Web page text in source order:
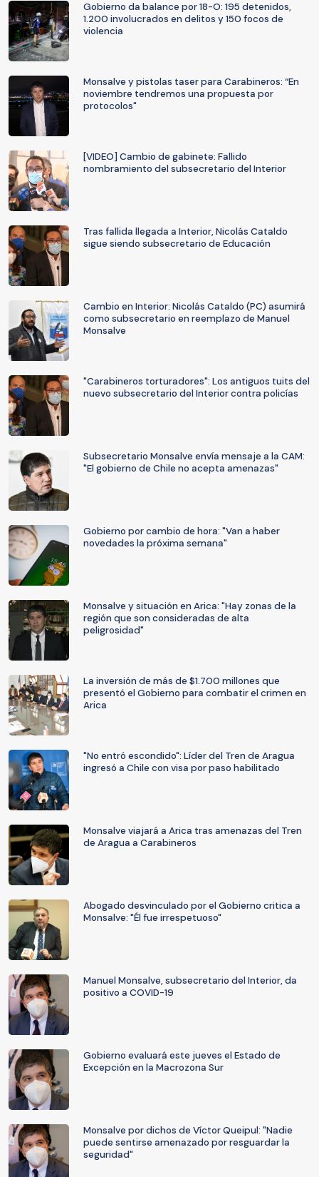
Gobierno da balance por 18-O: 195 detenidos,
1.200 involucrados en delitos y 150 focos de
violencia
Monsalve y pistolas taser para Carabineros: “En
noviembre tendremos una propuesta por
protocolos"
[VIDEO] Cambio de gabinete: Fallido
nombramiento del subsecretario del Interior
Tras fallida llegada a Interior, Nicolás Cataldo
sigue siendo subsecretario de Educación
Cambio en Interior: Nicolás Cataldo (PC) asumirá
como subsecretario en reemplazo de Manuel
Monsalve
"Carabineros torturadores": Los antiguos tuits del
nuevo subsecretario del Interior contra policías
Subsecretario Monsalve envía mensaje a la CAM:
"El gobierno de Chile no acepta amenazas"
Gobierno por cambio de hora: "Van a haber
novedades la próxima semana"
Monsalve y situación en Arica: "Hay zonas de la
región que son consideradas de alta
peligrosidad"
La inversión de más de $1.700 millones que
presentó el Gobierno para combatir el crimen en
Arica
"No entró escondido": Líder del Tren de Aragua
ingresó a Chile con visa por paso habilitado
Monsalve viajará a Arica tras amenazas del Tren
de Aragua a Carabineros
Abogado desvinculado por el Gobierno critica a
Monsalve: "Él fue irrespetuoso"
Manuel Monsalve, subsecretario del Interior, da
positivo a COVID-19
Gobierno evaluará este jueves el Estado de
Excepción en la Macrozona Sur
Monsalve por dichos de Víctor Queipul: "Nadie
puede sentirse amenazado por resguardar la
seguridad"